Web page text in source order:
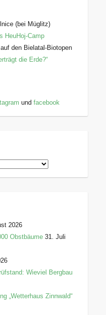
(bei Müglitz)
HeuHoj-Camp
den Bielatal-Biotopen
die Erde?“
undfacebook
2026
Obstbäume 31. Juli
Wieviel Bergbau
„Wetterhaus Zinnwald“